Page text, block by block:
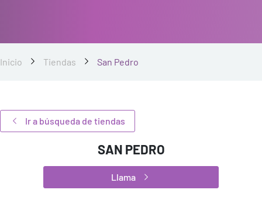
Inicio Tiendas San Pedro
Ir a búsqueda de tiendas
SAN PEDRO
Llama